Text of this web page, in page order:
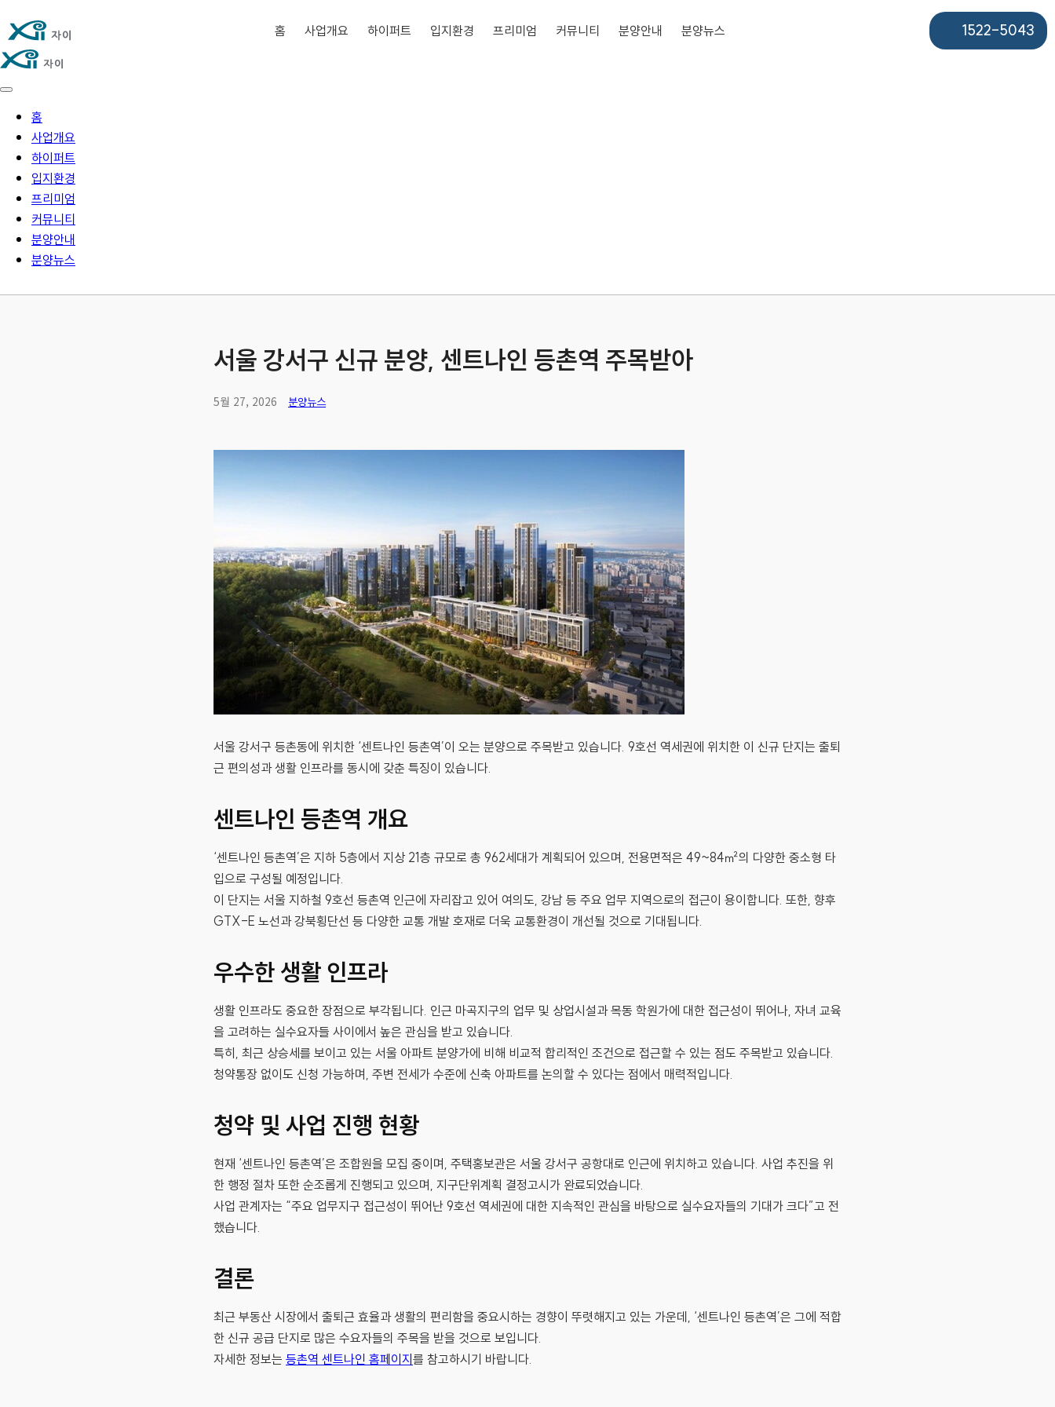
홈 사업개요 하이퍼트 입지환경 프리미엄 커뮤니티 분양안내 분양뉴스 1522-5043
홈
사업개요
하이퍼트
입지환경
프리미엄
커뮤니티
분양안내
분양뉴스
서울 강서구 신규 분양, 센트나인 등촌역 주목받아
5월 27, 2026 분양뉴스
서울 강서구 등촌동에 위치한 ‘센트나인 등촌역’이 오는 분양으로 주목받고 있습니다. 9호선 역세권에 위치한 이 신규 단지는 출퇴
근 편의성과 생활 인프라를 동시에 갖춘 특징이 있습니다.
센트나인 등촌역 개요
‘센트나인 등촌역’은 지하 5층에서 지상 21층 규모로 총 962세대가 계획되어 있으며, 전용면적은 49~84㎡의 다양한 중소형 타
입으로 구성될 예정입니다.
이 단지는 서울 지하철 9호선 등촌역 인근에 자리잡고 있어 여의도, 강남 등 주요 업무 지역으로의 접근이 용이합니다. 또한, 향후
GTX-E 노선과 강북횡단선 등 다양한 교통 개발 호재로 더욱 교통환경이 개선될 것으로 기대됩니다.
우수한 생활 인프라
생활 인프라도 중요한 장점으로 부각됩니다. 인근 마곡지구의 업무 및 상업시설과 목동 학원가에 대한 접근성이 뛰어나, 자녀 교육
을 고려하는 실수요자들 사이에서 높은 관심을 받고 있습니다.
특히, 최근 상승세를 보이고 있는 서울 아파트 분양가에 비해 비교적 합리적인 조건으로 접근할 수 있는 점도 주목받고 있습니다.
청약통장 없이도 신청 가능하며, 주변 전세가 수준에 신축 아파트를 논의할 수 있다는 점에서 매력적입니다.
청약 및 사업 진행 현황
현재 ‘센트나인 등촌역’은 조합원을 모집 중이며, 주택홍보관은 서울 강서구 공항대로 인근에 위치하고 있습니다. 사업 추진을 위
한 행정 절차 또한 순조롭게 진행되고 있으며, 지구단위계획 결정고시가 완료되었습니다.
사업 관계자는 “주요 업무지구 접근성이 뛰어난 9호선 역세권에 대한 지속적인 관심을 바탕으로 실수요자들의 기대가 크다”고 전
했습니다.
결론
최근 부동산 시장에서 출퇴근 효율과 생활의 편리함을 중요시하는 경향이 뚜렷해지고 있는 가운데, ‘센트나인 등촌역’은 그에 적합
한 신규 공급 단지로 많은 수요자들의 주목을 받을 것으로 보입니다.
자세한 정보는 등촌역 센트나인 홈페이지 를 참고하시기 바랍니다.